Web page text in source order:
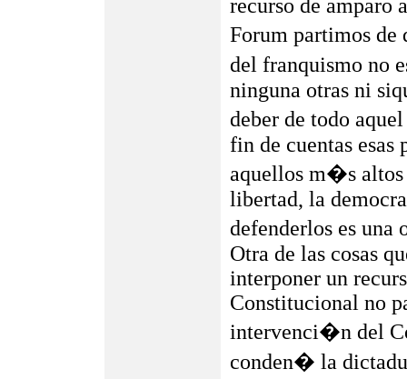
recurso de amparo
Forum partimos de
del franquismo no
ninguna otras ni
deber de todo
fin de cuentas esas
aquellos m�s altos
libertad, la
defenderlos es
Otra de las cosas
interponer un
Constitucional no
intervenci�n del
conden� la